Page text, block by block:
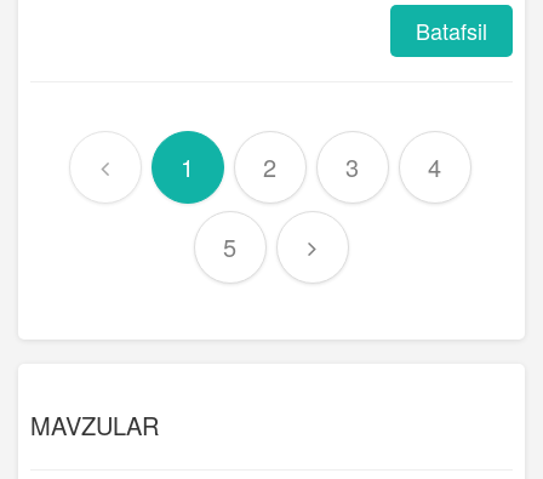
Batafsil
1 2 3 4
5
MAVZULAR